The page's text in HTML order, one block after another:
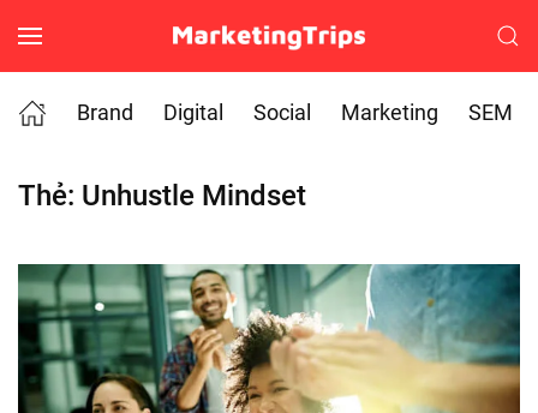
Skip to main content
Brand
Digital Social Marketing SEM
Thẻ: Unhustle Mindset